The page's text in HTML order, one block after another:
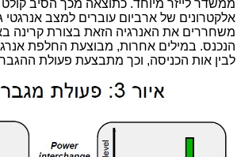
ממשדר לייזר מיוחד. כתוצאה מכך הסיב
אלקטרונים של ארביום עוברים למצב אנרגטי
משחררים את האנרגיה הזאת בצורת קרינה
הנכנס. במילים אחרות, מבוצעת החלפת
לבין אות הכניסה, וכך מתבצעת פעולת